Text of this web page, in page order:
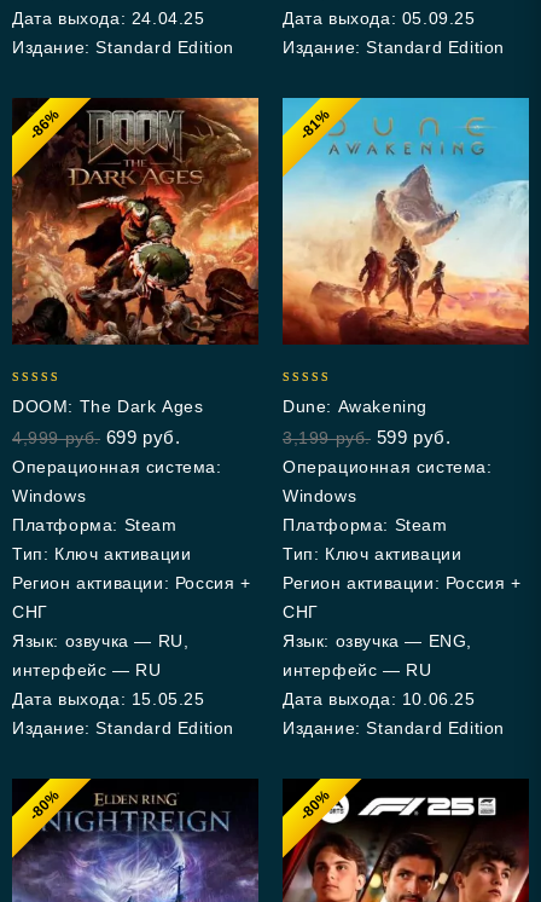
Дата выхода: 24.04.25
Издание: Standard Edition
Дата выхода: 05.09.25
Издание: Standard Edition
-86%
out of 5
DOOM: The Dark Ages
4,999руб. 699 руб.
Операционная система:
Windows
Платформа: Steam
Тип: Ключ активации
Регион активации: Россия +
СНГ
Язык: озвучка — RU,
интерфейс — RU
Дата выхода: 15.05.25
Издание: Standard Edition
-81%
out of 5
Dune: Awakening
3,199руб. 599 руб.
Операционная система:
Windows
Платформа: Steam
Тип: Ключ активации
Регион активации: Россия +
СНГ
Язык: озвучка — ENG,
интерфейс — RU
Дата выхода: 10.06.25
Издание: Standard Edition
-80% -80%